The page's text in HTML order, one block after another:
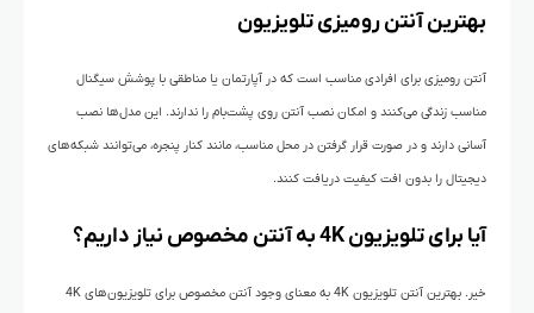
بهترین آنتن رومیزی تلویزیون
آنتن رومیزی برای افرادی مناسب است که در آپارتمان یا مناطقی با پوشش سیگنال
مناسب زندگی می‌کنند و امکان نصب آنتن روی پشت‌بام را ندارند. این مدل‌ها نصب
آسانی دارند و در صورت قرار گرفتن در محل مناسب، مانند کنار پنجره، می‌توانند شبکه‌های
دیجیتال را بدون افت کیفیت دریافت کنند.
آیا برای تلویزیون 4K به آنتن مخصوص نیاز داریم؟
خیر. بهترین آنتن تلویزیون 4K به معنای وجود آنتن مخصوص برای تلویزیون‌های 4K